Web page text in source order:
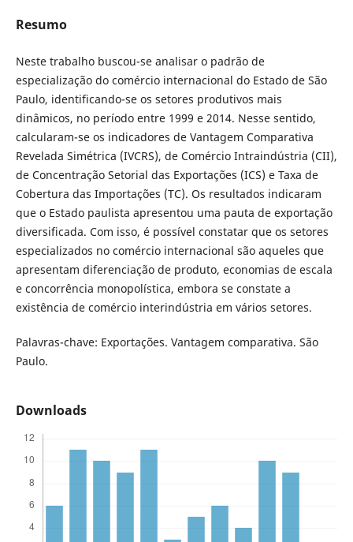
Resumo
Neste trabalho buscou-se analisar o padrão de
especialização do comércio internacional do Estado de São
Paulo, identificando-se os setores produtivos mais
dinâmicos, no período entre 1999 e 2014. Nesse sentido,
calcularam-se os indicadores de Vantagem Comparativa
Revelada Simétrica (IVCRS), de Comércio Intraindústria (CII),
de Concentração Setorial das Exportações (ICS) e Taxa de
Cobertura das Importações (TC). Os resultados indicaram
que o Estado paulista apresentou uma pauta de exportação
diversificada. Com isso, é possível constatar que os setores
especializados no comércio internacional são aqueles que
apresentam diferenciação de produto, economias de escala
e concorrência monopolística, embora se constate a
existência de comércio interindústria em vários setores.
Palavras-chave: Exportações. Vantagem comparativa. São
Paulo.
Downloads